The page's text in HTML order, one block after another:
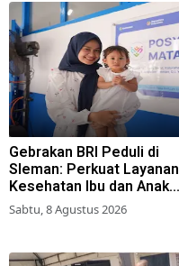
Gebrakan BRI Peduli di
Sleman: Perkuat Layanan
Kesehatan Ibu dan Anak
Lewat Program Desa
Brilian 1000 HPK
Sabtu, 8 Agustus 2026